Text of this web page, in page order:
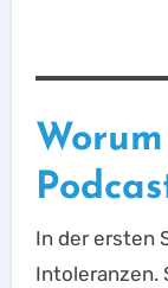
In der ersten
Intoleranzen.